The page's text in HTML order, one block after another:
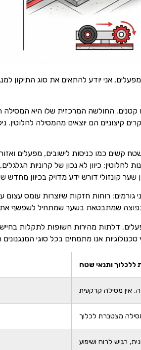
אני יודע להתאים את סוג התיקון
קטנים. החולשה המרכזית שלו היא המסילה
קיצוניים הם יוצאים מהמסילה
קשים כמו כניסות לישובים, מפעלים
לחלוטין: כיוון לא נכון של קרוניות
קונזולי דורש ידע מדויק בכיוון
רוחות חזקות שיוצרות עומס עצום
נפוצה שמתבטאת בשער שמתחיל לשפשף
דלתות מהירות חשופות לתקלות בחיישני
אנו מתמחים בכל סוגי
ללכלוך ותנאי שטח
אין מסילה קרקעית
מצטברת לכלוך
רגיש לרוח ושיפוע